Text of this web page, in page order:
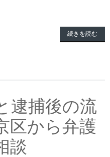
続きを読む
逮捕後の流
区から弁護
談